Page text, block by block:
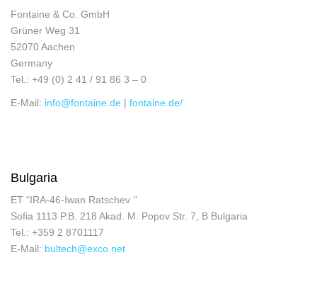
Fontaine & Co. GmbH
Grüner Weg 31
52070 Aachen
Germany
Tel.: +49 (0) 2 41 / 91 86 3 – 0
E-Mail: info@fontaine.de | fontaine.de/
Bulgaria
ET “IRA-46-Iwan Ratschev ‘’
Sofia 1113 P.B. 218 Akad. M. Popov Str. 7, B Bulgaria
Tel.: +359 2 8701117
E-Mail: bultech@exco.net